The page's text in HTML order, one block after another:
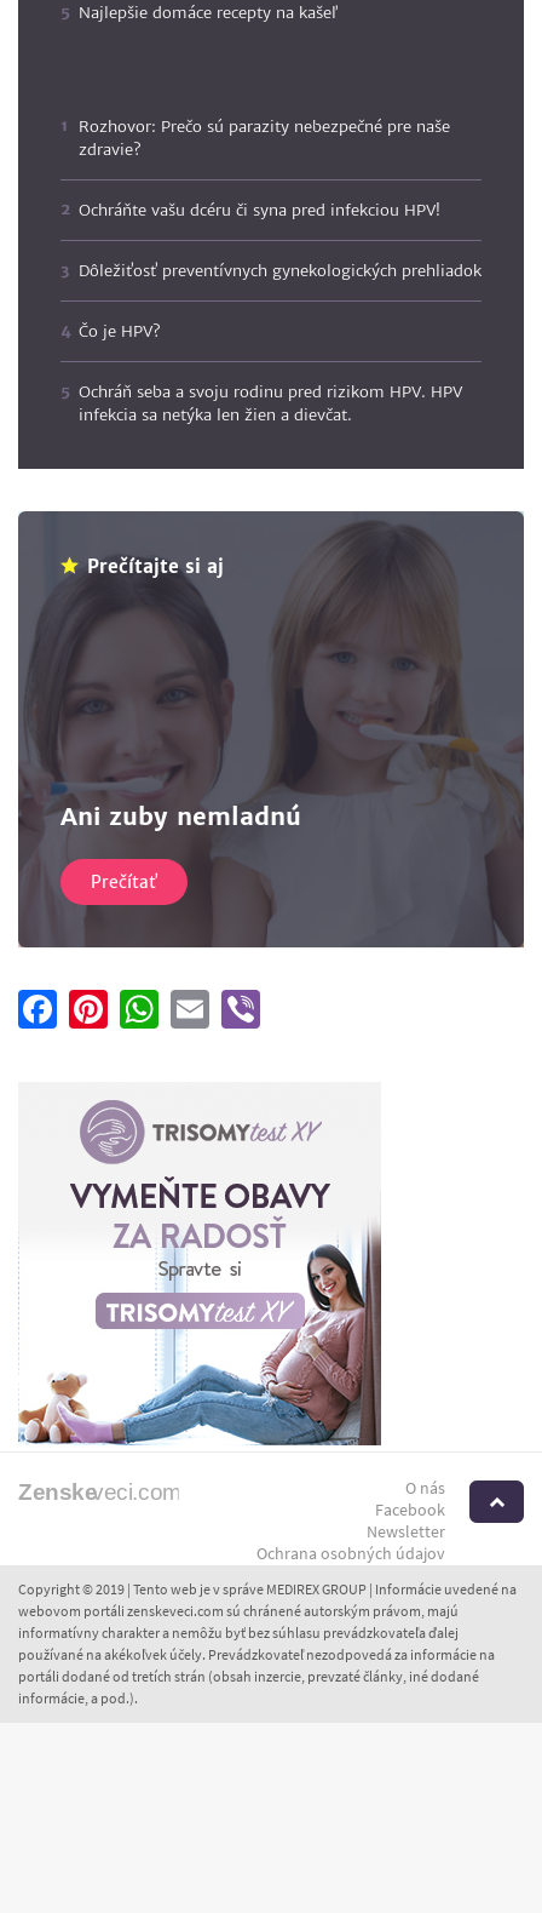
Najlepšie domáce recepty na kašeľ
Rozhovor: Prečo sú parazity nebezpečné pre naše
zdravie?
Ochráňte vašu dcéru či syna pred infekciou HPV!
Dôležiťosť preventívnych gynekologických prehliadok
Čo je HPV?
Ochráň seba a svoju rodinu pred rizikom HPV. HPV
infekcia sa netýka len žien a dievčat.
Prečítajte si aj
Ani zuby nemladnú
Prečítať
Facebook
Pinterest
WhatsApp
Email
O nás
Facebook
Newsletter
Ochrana osobných údajov
Copyright © 2019 | Tento web je v správe MEDIREX GROUP | Informácie uvedené na
webovom portáli zenskeveci.com sú chránené autorským právom, majú
informatívny charakter a nemôžu byť bez súhlasu prevádzkovateľa ďalej
používané na akékoľvek účely. Prevádzkovateľ nezodpovedá za informácie na
portáli dodané od tretích strán (obsah inzercie, prevzaté články, iné dodané
informácie, a pod.).